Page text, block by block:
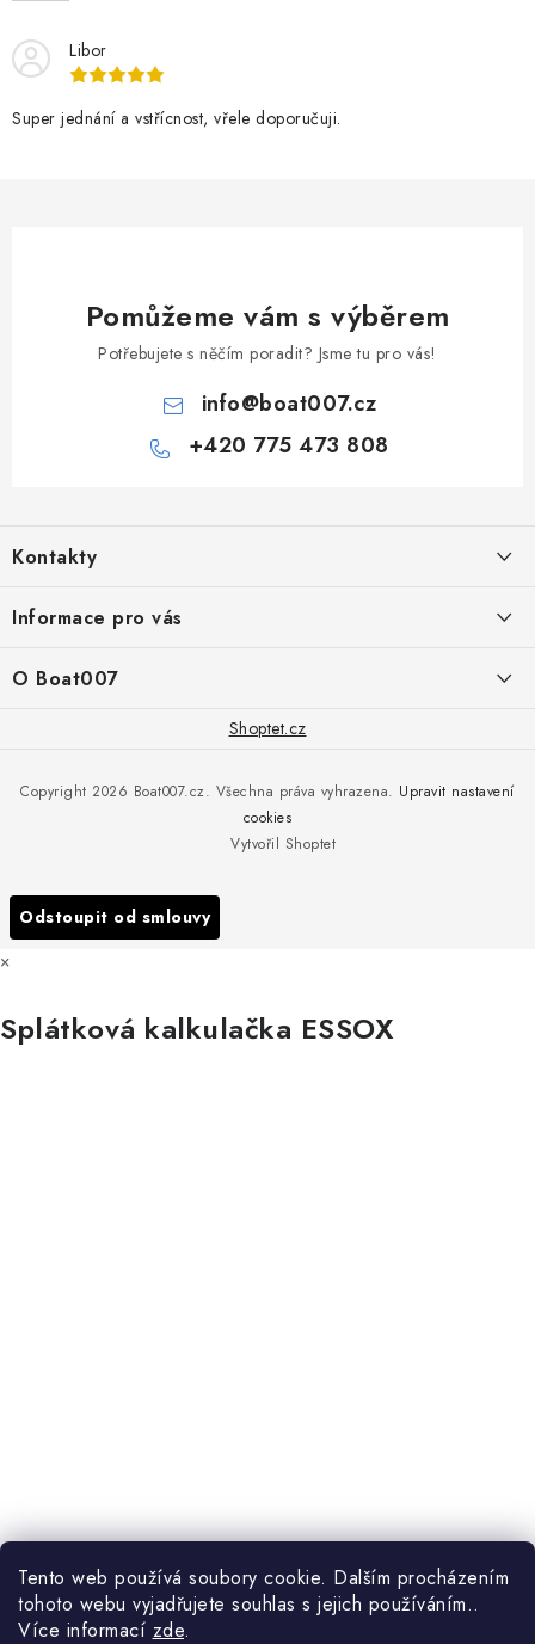
Tento web používá soubory cookie. Dalším procházením
tohoto webu vyjadřujete souhlas s jejich používáním..
Více informací zde.
Libor
Super jednání a vstřícnost, vřele doporučuji.
Pomůžeme vám s výběrem
Potřebujete s něčím poradit? Jsme tu pro vás!
info@boat007.cz
+420 775 473 808
p
a
Kontakty
+420 775 473 808
PŘÍJEM/VÝDEJ/SERVIS zakázek
Informace pro vás
Obchodní podmínky
Podmínky ochrany osobních údajů
O Boat007
Všechny značky
Shoptet.cz
Vytvořil Shoptet
Copyright 2026 Boat007.cz. Všechna práva vyhrazena. Upravit nastavení
cookies
Odstoupit od smlouvy
×
Splátková kalkulačka ESSOX